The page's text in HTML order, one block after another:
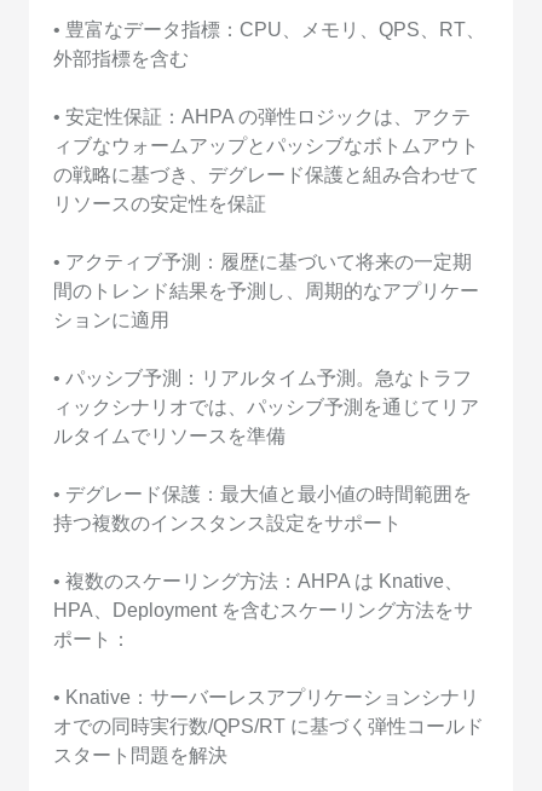
• 豊富なデータ指標：CPU、メモリ、QPS、RT、
外部指標を含む
• 安定性保証：AHPA の弾性ロジックは、アクテ
ィブなウォームアップとパッシブなボトムアウト
の戦略に基づき、デグレード保護と組み合わせて
リソースの安定性を保証
• アクティブ予測：履歴に基づいて将来の一定期
間のトレンド結果を予測し、周期的なアプリケー
ションに適用
• パッシブ予測：リアルタイム予測。急なトラフ
ィックシナリオでは、パッシブ予測を通じてリア
ルタイムでリソースを準備
• デグレード保護：最大値と最小値の時間範囲を
持つ複数のインスタンス設定をサポート
• 複数のスケーリング方法：AHPA は Knative、
HPA、Deployment を含むスケーリング方法をサ
ポート：
• Knative：サーバーレスアプリケーションシナリ
オでの同時実行数/QPS/RT に基づく弾性コールド
スタート問題を解決